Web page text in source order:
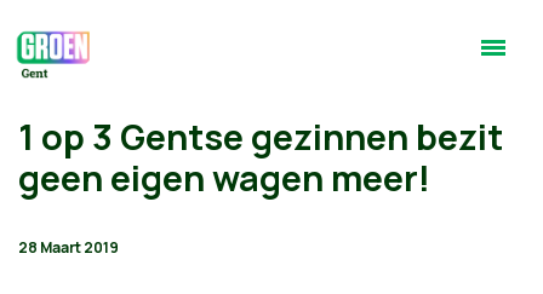
1 op 3 Gentse gezinnen bezit
geen eigen wagen meer!
28 Maart 2019